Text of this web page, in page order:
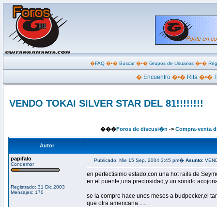
�FAQ�•� Buscar�•� Grupos de Usuarios�•�
� Encuentro �•� Rifa �•�
VENDO TOKAI SILVER STAR DEL 81!!!!!!!!
���Foros de discusi�n -> Compra-venta
Autor
papifalo
Condemor
Registrado: 31 Dic 2003
Mensajes: 170
Publicado: Mie 15 Sep, 2004 3:45 pm� Asunto:
en perfectisimo estado,con una hot rails de
en el puente,una preciosidad,y un sonido
se la compre hace unos meses a budpecker,el
que otra americana......